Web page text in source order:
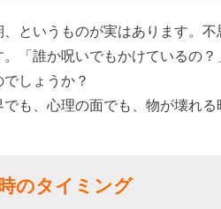
というものが実はあります。
「誰か呪いでもかけているの
しょうか？
も、心理の面でも、物が壊れる
のタイミング